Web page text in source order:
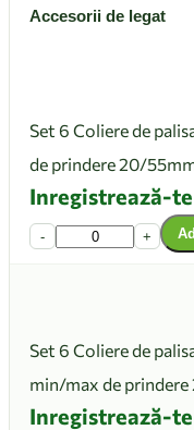
Accesorii de legat
Set 6 Coliere de
de prindere 20/
Inregistrează-
- +
Set 6 Coliere de
min/max de
Inregistrează-